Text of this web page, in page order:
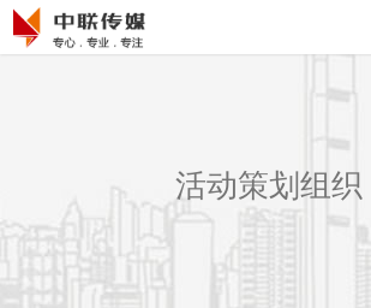
会展策划执行
影视节目制作
新媒体运营
活动策划组织